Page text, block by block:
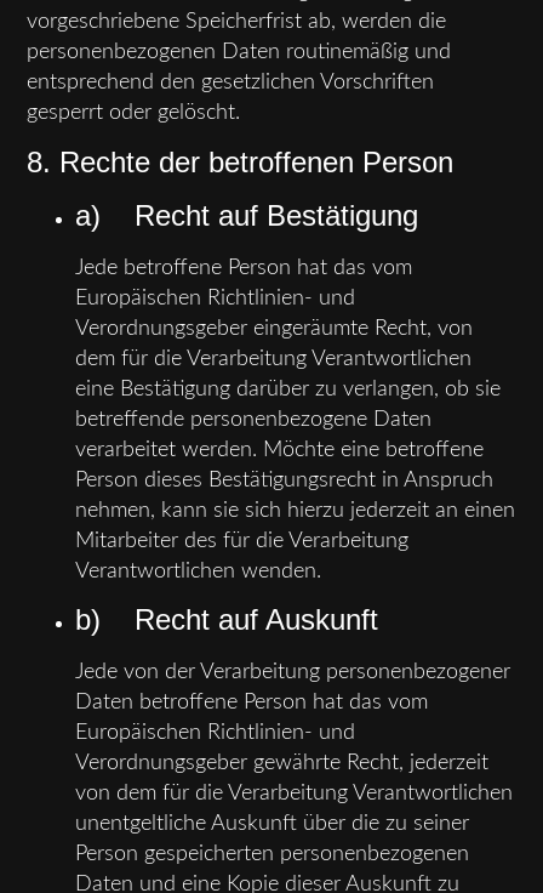
vorgeschriebene Speicherfrist ab, werden die
personenbezogenen Daten routinemäßig und
entsprechend den gesetzlichen Vorschriften
gesperrt oder gelöscht.
8. Rechte der betroffenen Person
a) Recht auf Bestätigung
Jede betroffene Person hat das vom
Europäischen Richtlinien- und
Verordnungsgeber eingeräumte Recht, von
dem für die Verarbeitung Verantwortlichen
eine Bestätigung darüber zu verlangen, ob sie
betreffende personenbezogene Daten
verarbeitet werden. Möchte eine betroffene
Person dieses Bestätigungsrecht in Anspruch
nehmen, kann sie sich hierzu jederzeit an einen
Mitarbeiter des für die Verarbeitung
Verantwortlichen wenden.
b) Recht auf Auskunft
Jede von der Verarbeitung personenbezogener
Daten betroffene Person hat das vom
Europäischen Richtlinien- und
Verordnungsgeber gewährte Recht, jederzeit
von dem für die Verarbeitung Verantwortlichen
unentgeltliche Auskunft über die zu seiner
Person gespeicherten personenbezogenen
Daten und eine Kopie dieser Auskunft zu